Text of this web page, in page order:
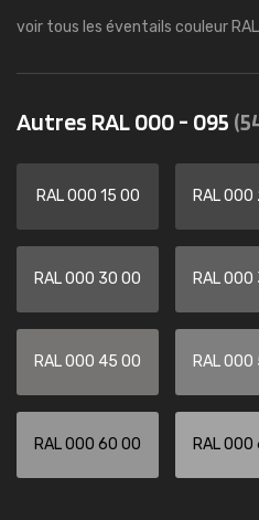
voir tous les éventails couleur RAL
Autres RAL 000 - 095
RAL 000 15 00 RAL
RAL 000 30 00 RAL
RAL 000 45 00 RAL
RAL 000 60 00 RAL